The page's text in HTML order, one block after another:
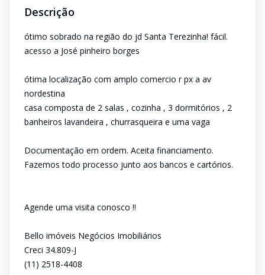
Descrição
ótimo sobrado na região do jd Santa Terezinha! fácil.
acesso a José pinheiro borges
ótima localização com amplo comercio r px a av
nordestina
casa composta de 2 salas , cozinha , 3 dormitórios , 2
banheiros lavandeira , churrasqueira e uma vaga
Documentação em ordem. Aceita financiamento.
Fazemos todo processo junto aos bancos e cartórios.
Agende uma visita conosco !!
Bello imóveis Negócios Imobiliários
Creci 34.809-J
(11) 2518-4408